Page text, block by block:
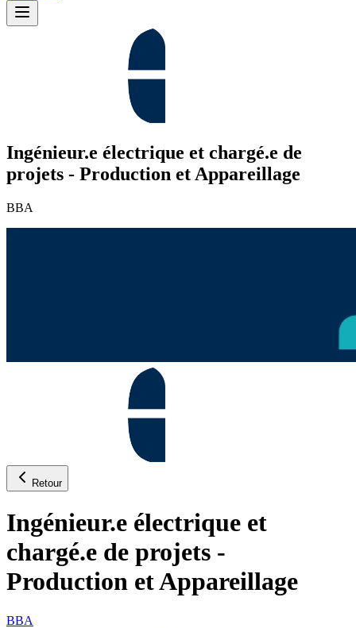
Ingénieur.e électrique et chargé.e de
projets - Production et Appareillage
BBA
Retour
Ingénieur.e électrique et
chargé.e de projets -
Production et Appareillage
BBA